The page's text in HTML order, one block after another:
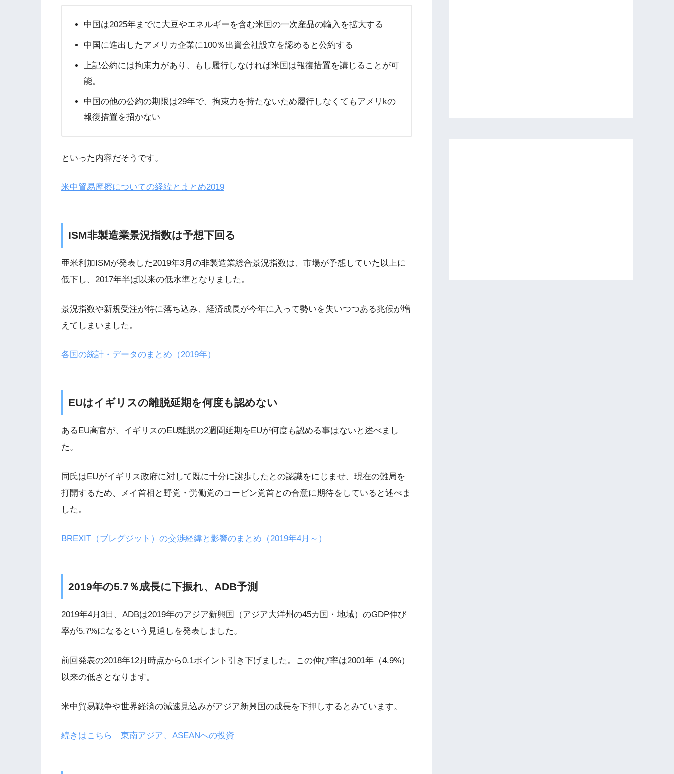
中国は2025年までに大豆やエネルギーを含む米国の一次産品の輸入を拡大する
中国に進出したアメリカ企業に100％出資会社設立を認めると公約する
上記公約には拘束力があり、もし履行しなければ米国は報復措置を講じることが可
能。
中国の他の公約の期限は29年で、拘束力を持たないため履行しなくてもアメリkの
報復措置を招かない
といった内容だそうです。
米中貿易摩擦についての経緯とまとめ2019
ISM非製造業景況指数は予想下回る
亜米利加ISMが発表した2019年3月の非製造業総合景況指数は、市場が予想していた以上に
低下し、2017年半ば以来の低水準となりました。
景況指数や新規受注が特に落ち込み、経済成長が今年に入って勢いを失いつつある兆候が増
えてしまいました。
各国の統計・データのまとめ（2019年）
EUはイギリスの離脱延期を何度も認めない
あるEU高官が、イギリスのEU離脱の2週間延期をEUが何度も認める事はないと述べまし
た。
同氏はEUがイギリス政府に対して既に十分に譲歩したとの認識をにじませ、現在の難局を
打開するため、メイ首相と野党・労働党のコービン党首との合意に期待をしていると述べま
した。
BREXIT（ブレグジット）の交渉経緯と影響のまとめ（2019年4月～）
2019年の5.7％成長に下振れ、ADB予測
2019年4月3日、ADBは2019年のアジア新興国（アジア大洋州の45カ国・地域）のGDP伸び
率が5.7%になるという見通しを発表しました。
前回発表の2018年12月時点から0.1ポイント引き下げました。この伸び率は2001年（4.9%）
以来の低さとなります。
米中貿易戦争や世界経済の減速見込みがアジア新興国の成長を下押しするとみています。
続きはこちら 東南アジア、ASEANへの投資